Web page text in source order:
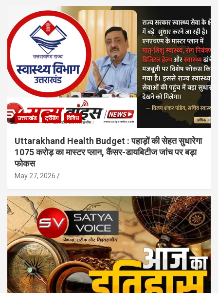
उत्तराखंड ट्रेंडिंग विविध
Uttarakhand Health Budget : पहाड़ों की सेहत सुधारेगा
1075 करोड़ का मास्टर प्लान, कैंसर-डायबिटीज जांच पर बड़ा
फोकस
May 27, 2026